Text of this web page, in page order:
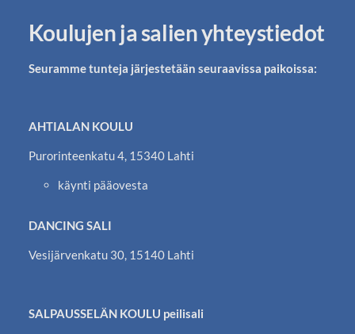
Koulujen ja salien yhteystiedot
Seuramme tunteja järjestetään seuraavissa paikoissa:
AHTIALAN KOULU
Purorinteenkatu 4, 15340 Lahti
käynti pääovesta
DANCING SALI
Vesijärvenkatu 30, 15140 Lahti
SALPAUSSELÄN KOULU peilisali